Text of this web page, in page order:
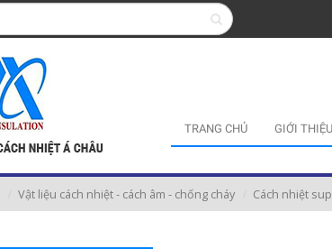
TRANG CHỦ GIỚI THIỆU
Vật liệu cách nhiệt - cách âm - chống cháy Cách nhiệt